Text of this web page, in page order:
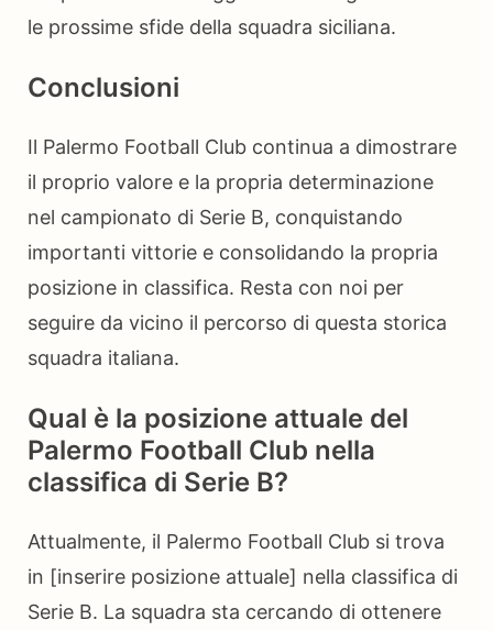
le prossime sfide della squadra siciliana.
Conclusioni
Il Palermo Football Club continua a dimostrare
il proprio valore e la propria determinazione
nel campionato di Serie B, conquistando
importanti vittorie e consolidando la propria
posizione in classifica. Resta con noi per
seguire da vicino il percorso di questa storica
squadra italiana.
Qual è la posizione attuale del
Palermo Football Club nella
classifica di Serie B?
Attualmente, il Palermo Football Club si trova
in [inserire posizione attuale] nella classifica di
Serie B. La squadra sta cercando di ottenere